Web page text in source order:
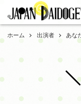
ホーム 出演者 あな